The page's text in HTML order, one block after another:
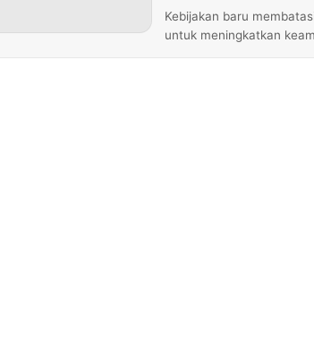
Kebijakan baru
untuk meningkatkan